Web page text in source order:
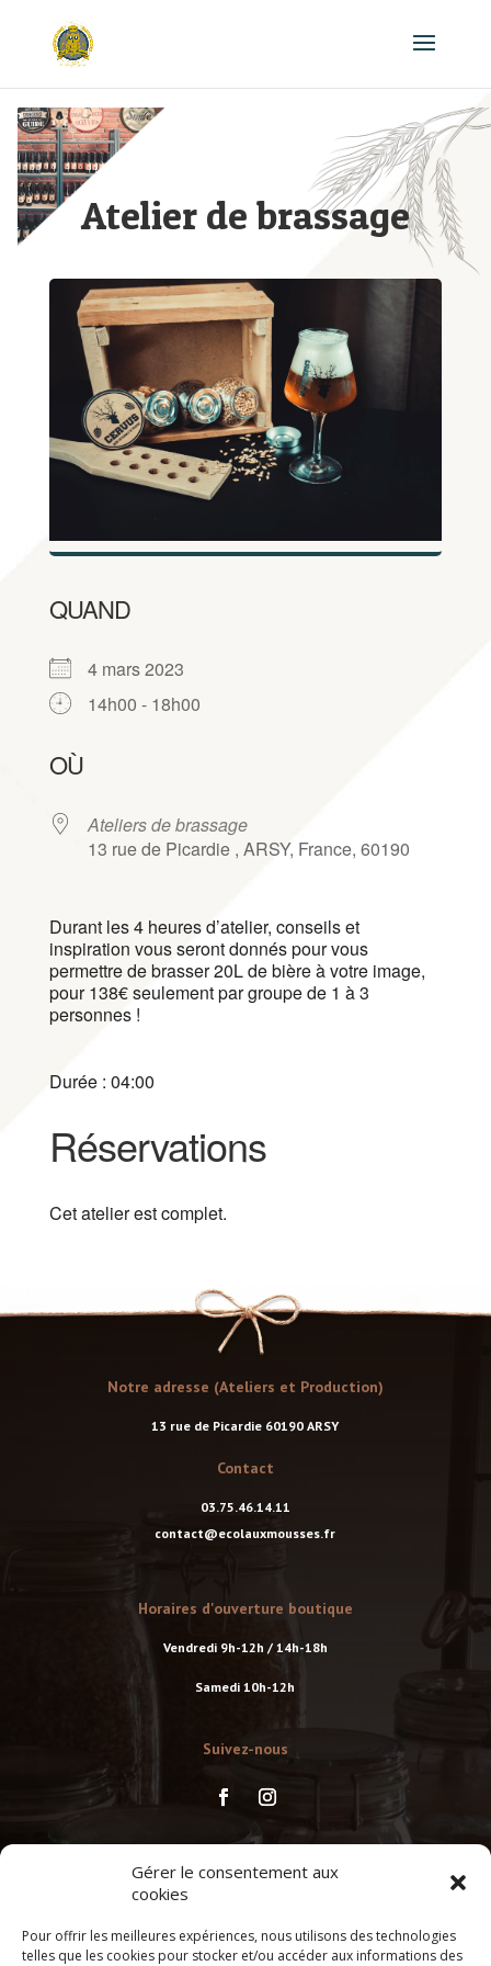
Gérer le consentement aux
cookies
Pour offrir les meilleures expériences, nous utilisons des technologies
telles que les cookies pour stocker et/ou accéder aux informations des
Atelier de brassage
QUAND
4 mars 2023
14h00 - 18h00
OÙ
Ateliers de brassage
13 rue de Picardie , ARSY, France, 60190
Durant les 4 heures d’atelier, conseils et
inspiration vous seront donnés pour vous
permettre de brasser 20L de bière à votre image,
pour 138€ seulement par groupe de 1 à 3
personnes !
Durée : 04:00
Réservations
Cet atelier est complet.
Notre adresse (Ateliers et Production)
13 rue de Picardie 60190 ARSY
Contact
03.75.46.14.11
contact@ecolauxmousses.fr
Horaires d'ouverture boutique
Vendredi 9h-12h / 14h-18h
Samedi 10h-12h
Suivez-nous
Suivez-nous
RÉSERVER UN ATELIER